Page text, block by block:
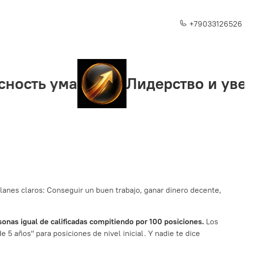
+79033126526
Лидерство и уверенность
claros: Conseguir un buen trabajo, ganar dinero decente,
igual de calificadas compitiendo por 100 posiciones. Los
5 años" para posiciones de nivel inicial. Y nadie te dice